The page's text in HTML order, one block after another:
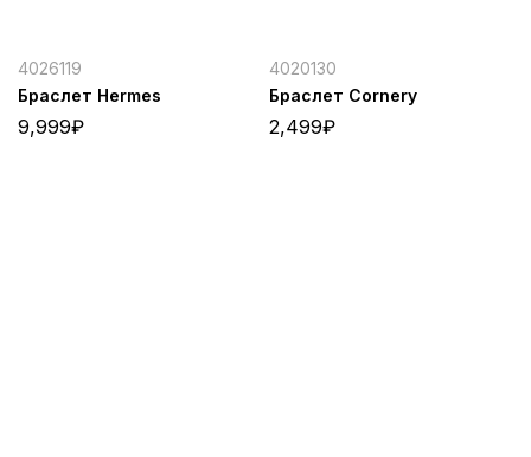
4026119
Браслет Hermes
9,999₽
4020130
Браслет Cornery
2,499₽